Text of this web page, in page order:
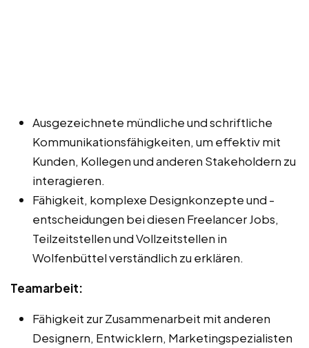
Ausgezeichnete mündliche und schriftliche
Kommunikationsfähigkeiten, um effektiv mit
Kunden, Kollegen und anderen Stakeholdern zu
interagieren.
Fähigkeit, komplexe Designkonzepte und -
entscheidungen bei diesen Freelancer Jobs,
Teilzeitstellen und Vollzeitstellen in
Wolfenbüttel verständlich zu erklären.
Teamarbeit:
Fähigkeit zur Zusammenarbeit mit anderen
Designern, Entwicklern, Marketingspezialisten